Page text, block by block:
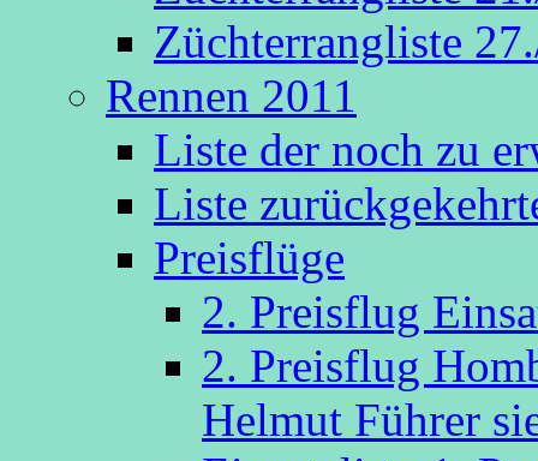
Züchterrangliste
Rennen 2011
Liste der noch zu
Liste
Preisflüge
2. Preisflug
2. Preisflug
Helmut Führer